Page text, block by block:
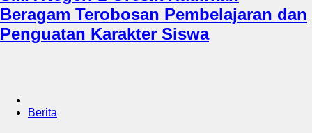
Beragam Terobosan Pembelajaran dan
Penguatan Karakter Siswa
Berita